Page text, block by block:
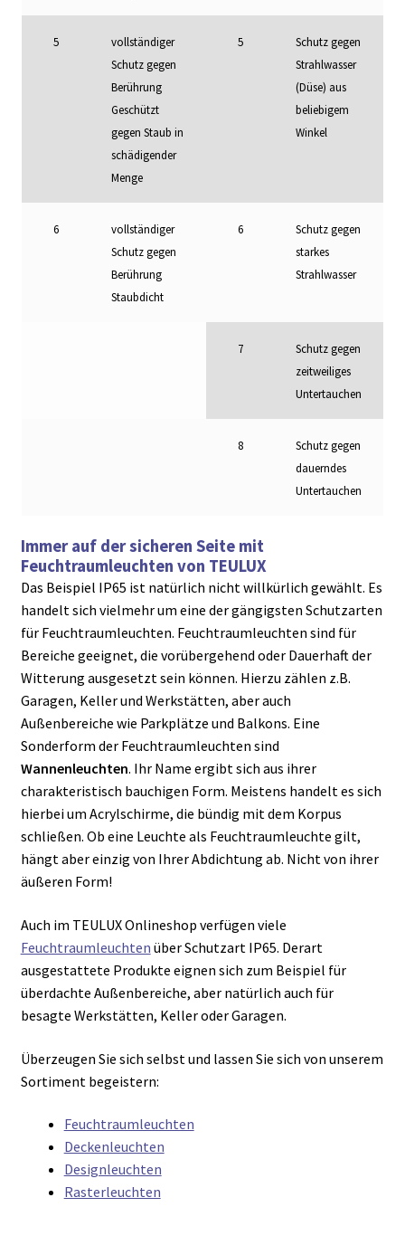
5
vollständiger
Schutz gegen
Berührung
Geschützt
gegen Staub in
schädigender
Menge
5
Schutz gegen
Strahlwasser
(Düse) aus
beliebigem
Winkel
6
vollständiger
Schutz gegen
Berührung
Staubdicht
6
Schutz gegen
starkes
Strahlwasser
7
Schutz gegen
zeitweiliges
Untertauchen
8
Schutz gegen
dauerndes
Untertauchen
Immer auf der sicheren Seite mit
Feuchtraumleuchten von TEULUX
Das Beispiel IP65 ist natürlich nicht willkürlich gewählt. Es
handelt sich vielmehr um eine der gängigsten Schutzarten
für Feuchtraumleuchten. Feuchtraumleuchten sind für
Bereiche geeignet, die vorübergehend oder Dauerhaft der
Witterung ausgesetzt sein können. Hierzu zählen z.B.
Garagen, Keller und Werkstätten, aber auch
Außenbereiche wie Parkplätze und Balkons. Eine
Sonderform der Feuchtraumleuchten sind
Wannenleuchten. Ihr Name ergibt sich aus ihrer
charakteristisch bauchigen Form. Meistens handelt es sich
hierbei um Acrylschirme, die bündig mit dem Korpus
schließen. Ob eine Leuchte als Feuchtraumleuchte gilt,
hängt aber einzig von Ihrer Abdichtung ab. Nicht von ihrer
äußeren Form!
Auch im TEULUX Onlineshop verfügen viele
Feuchtraumleuchten über Schutzart IP65. Derart
ausgestattete Produkte eignen sich zum Beispiel für
überdachte Außenbereiche, aber natürlich auch für
besagte Werkstätten, Keller oder Garagen.
Überzeugen Sie sich selbst und lassen Sie sich von unserem
Sortiment begeistern:
Feuchtraumleuchten
Deckenleuchten
Designleuchten
Rasterleuchten